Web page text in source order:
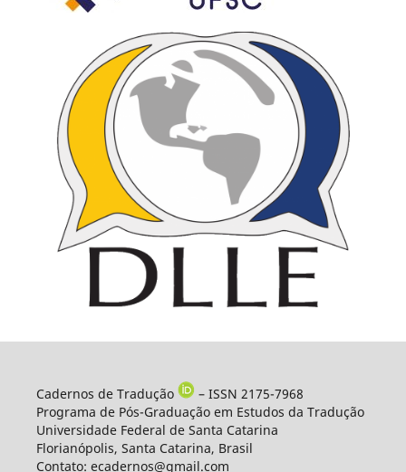
Cadernos de Tradução
– ISSN 2175-7968
Programa de Pós-Graduação em Estudos da Tradução
Universidade Federal de Santa Catarina
Florianópolis, Santa Catarina, Brasil
Contato: ecadernos@gmail.com